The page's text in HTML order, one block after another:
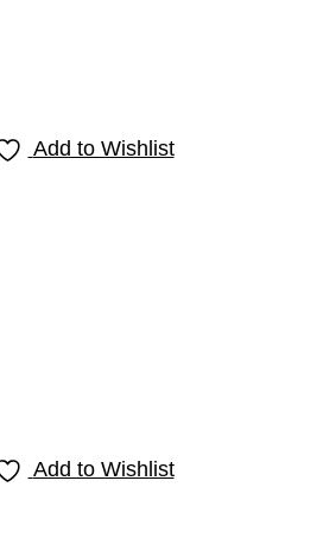
Add to Wishlist
Add to Wishlist